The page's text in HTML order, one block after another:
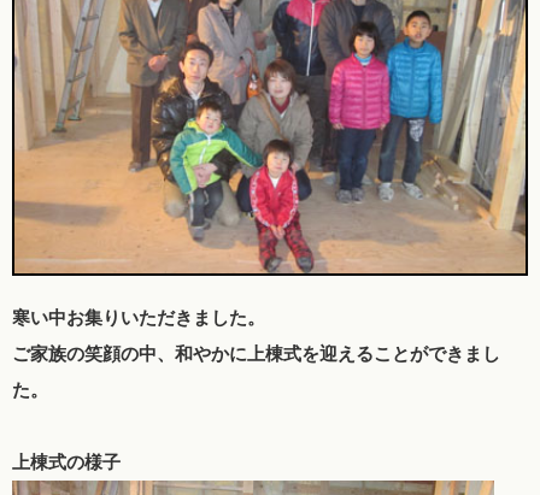
寒い中お集りいただきました。
ご家族の笑顔の中、和やかに 上棟式を迎えることができまし
た。
上棟式の様子